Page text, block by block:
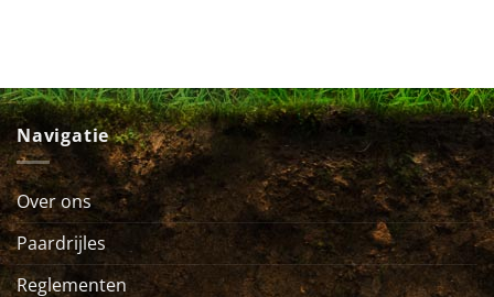
Navigatie
Over ons
Paardrijles
Reglementen